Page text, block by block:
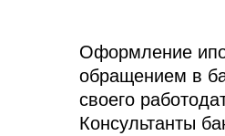
Оформление
обращением в
своего
Консультанты